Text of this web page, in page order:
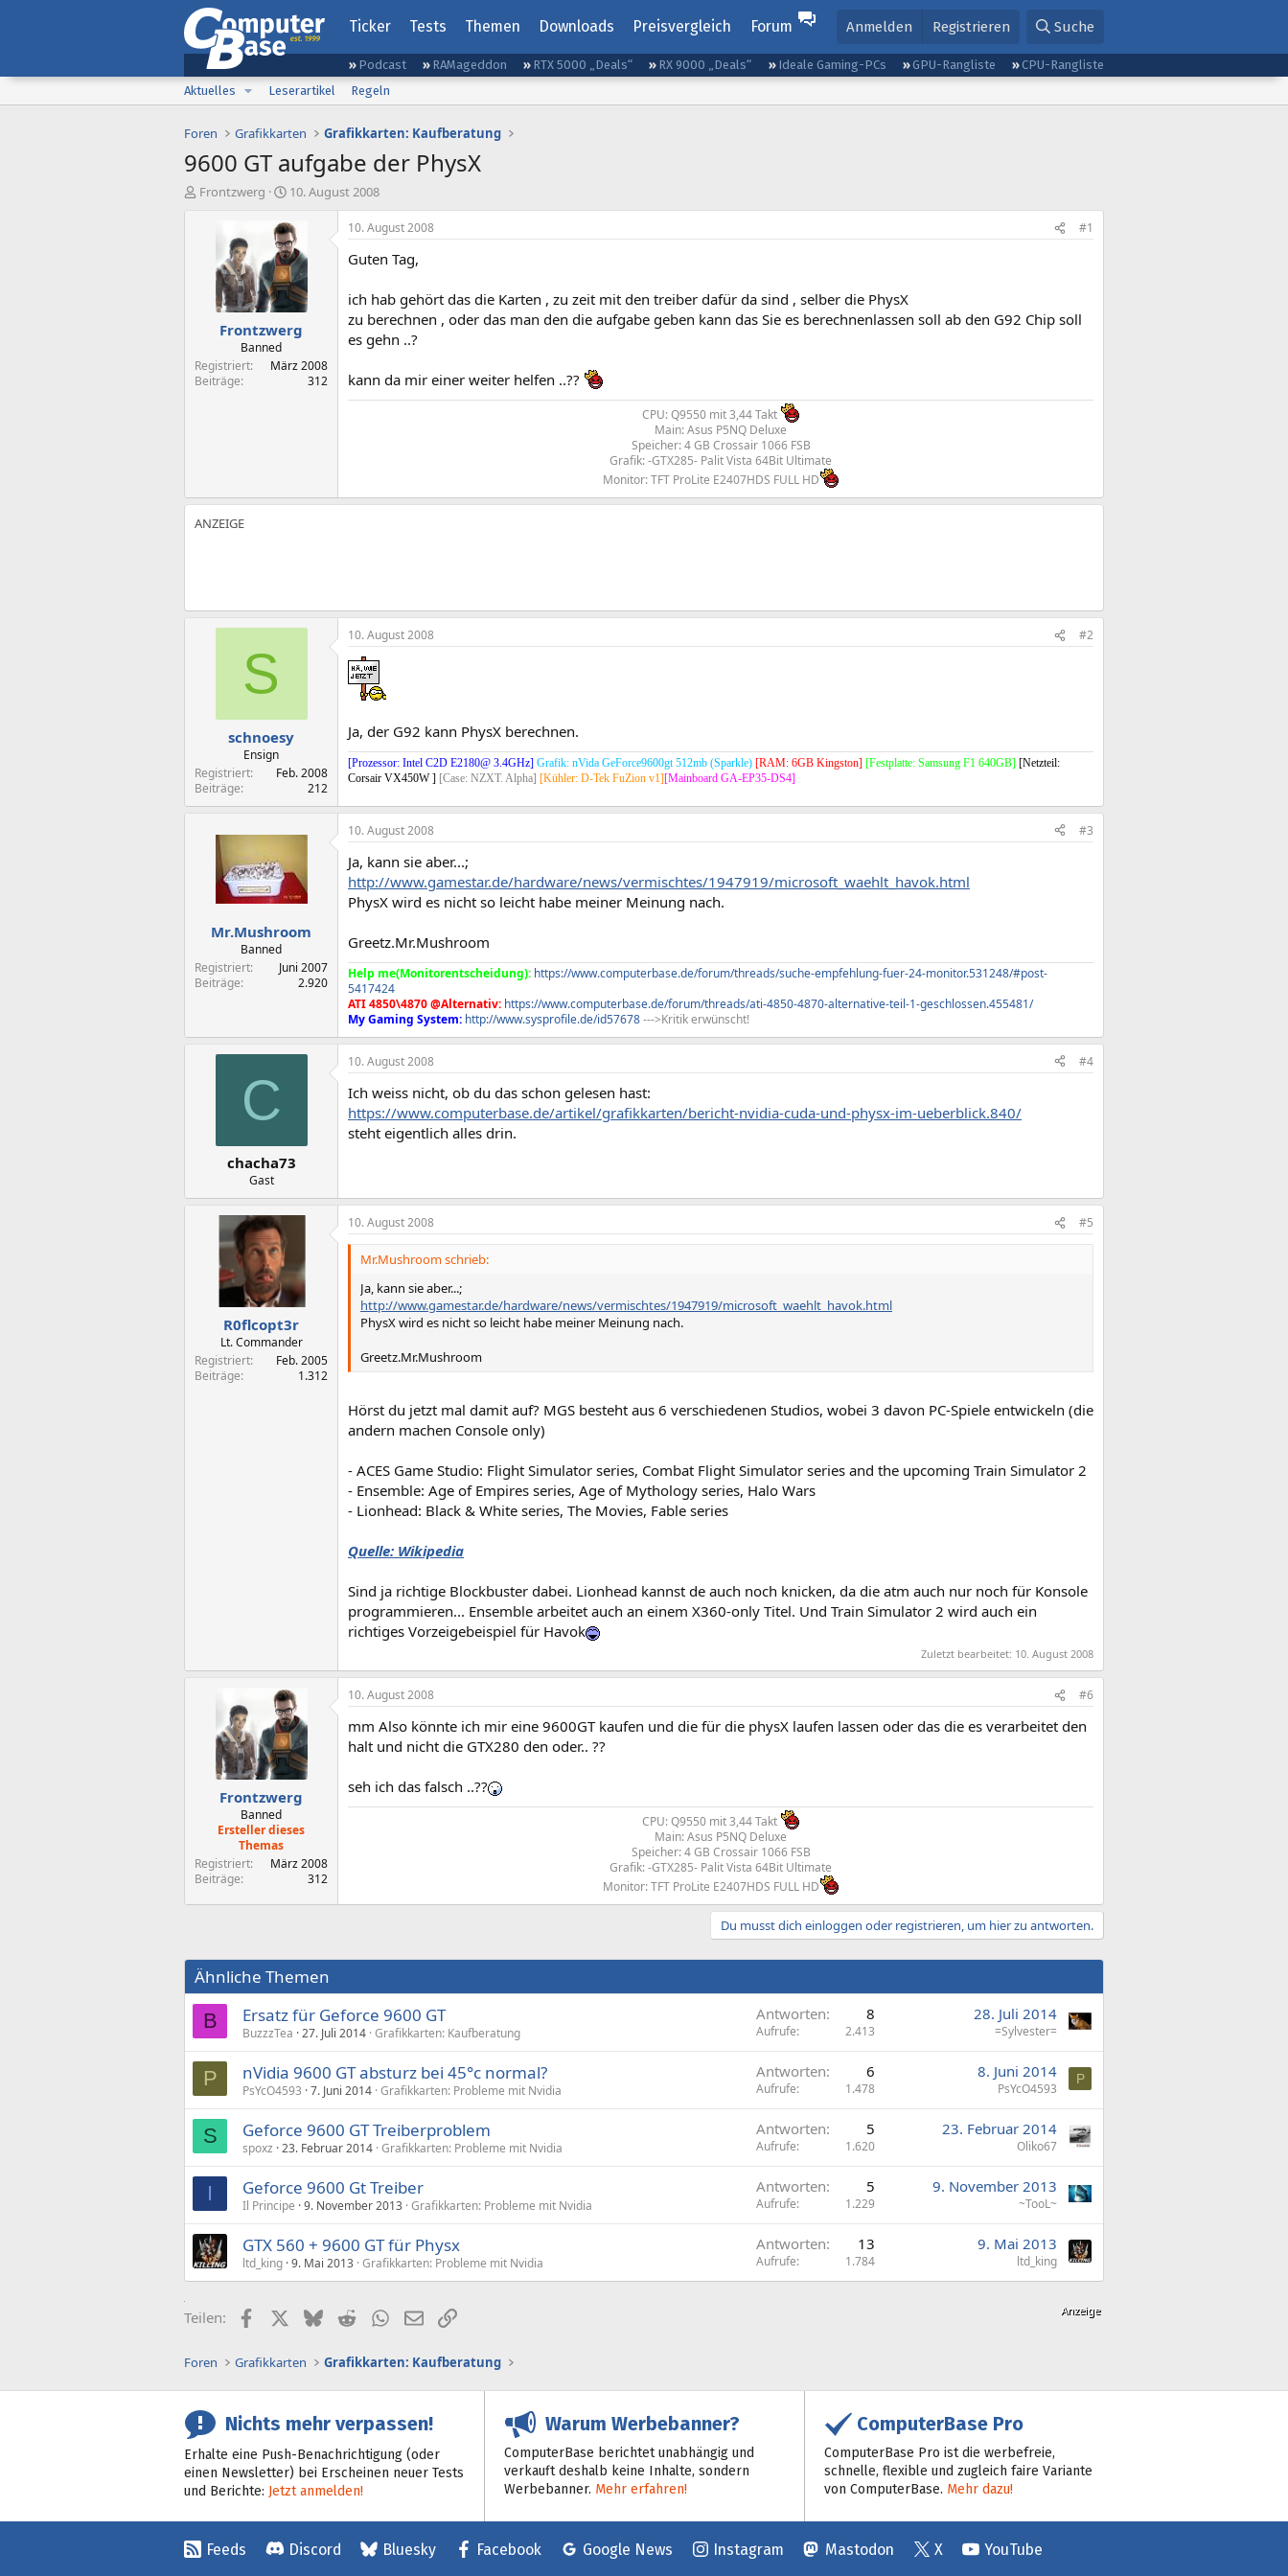
Ticker Tests Themen Downloads Preisvergleich Forum Anmelden Registrieren Suche
Podcast RAMageddon RTX 5000 „Deals“ RX 9000 „Deals“ Ideale Gaming-PCs GPU-Rangliste
CPU-Rangliste
Aktuelles
Leserartikel Regeln
Foren Grafikkarten Grafikkarten: Kaufberatung
9600 GT aufgabe der PhysX
E
Frontzwerg
E
s
t
e
l
l
t
a
10. August 2008
Frontzwerg
Banned
Registriert
März 2008
Beiträge
312
10. August 2008 #1
Guten Tag,
ich hab gehört das die Karten , zu zeit mit den treiber dafür da sind , selber die PhysX
zu berechnen , oder das man den die aufgabe geben kann das Sie es berechnenlassen soll ab den G92 Chip soll
es gehn ..?
kann da mir einer weiter helfen ..??
CPU: Q9550 mit 3,44 Takt
Main: Asus P5NQ Deluxe
Speicher: 4 GB Crossair 1066 FSB
Grafik: -GTX285- Palit Vista 64Bit Ultimate
Monitor: TFT ProLite E2407HDS FULL HD
S
schnoesy
Ensign
Registriert
Feb. 2008
Beiträge
212
10. August 2008 #2
Ja, der G92 kann PhysX berechnen.
[Prozessor: Intel C2D E2180@ 3.4GHz] Grafik: nVida GeForce9600gt 512mb (Sparkle) [RAM: 6GB Kingston] [Festplatte: Samsung F1 640GB] [Netzteil:
Corsair VX450W ] [Case: NZXT. Alpha] [Kühler: D-Tek FuZion v1][Mainboard GA-EP35-DS4]
Mr.Mushroom
Banned
Registriert
Juni 2007
Beiträge
2.920
10. August 2008 #3
Ja, kann sie aber...;
http://www.gamestar.de/hardware/news/vermischtes/1947919/microsoft_waehlt_havok.html
PhysX wird es nicht so leicht habe meiner Meinung nach.
Greetz.Mr.Mushroom
Help me(Monitorentscheidung): https://www.computerbase.de/forum/threads/suche-empfehlung-fuer-24-monitor.531248/#post-
5417424
ATI 4850\4870 @Alternativ: https://www.computerbase.de/forum/threads/ati-4850-4870-alternative-teil-1-geschlossen.455481/
My Gaming System: http://www.sysprofile.de/id57678--->Kritik erwünscht!
C
chacha73
Gast
10. August 2008 #4
Ich weiss nicht, ob du das schon gelesen hast:
https://www.computerbase.de/artikel/grafikkarten/bericht-nvidia-cuda-und-physx-im-ueberblick.840/
steht eigentlich alles drin.
R0flcopt3r
Lt. Commander
Registriert
Feb. 2005
Beiträge
1.312
10. August 2008 #5
Mr.Mushroom schrieb:
Ja, kann sie aber...;
http://www.gamestar.de/hardware/news/vermischtes/1947919/microsoft_waehlt_havok.html
PhysX wird es nicht so leicht habe meiner Meinung nach.
Greetz.Mr.Mushroom
Hörst du jetzt mal damit auf? MGS besteht aus 6 verschiedenen Studios, wobei 3 davon PC-Spiele entwickeln (die
andern machen Console only)
- ACES Game Studio: Flight Simulator series, Combat Flight Simulator series and the upcoming Train Simulator 2
- Ensemble: Age of Empires series, Age of Mythology series, Halo Wars
- Lionhead: Black & White series, The Movies, Fable series
Quelle: Wikipedia
Sind ja richtige Blockbuster dabei. Lionhead kannst de auch noch knicken, da die atm auch nur noch für Konsole
programmieren... Ensemble arbeitet auch an einem X360-only Titel. Und Train Simulator 2 wird auch ein
richtiges Vorzeigebeispiel für Havok
Zuletzt bearbeitet: 10. August 2008
Frontzwerg
Banned
Ersteller dieses
Themas
Registriert
März 2008
Beiträge
312
10. August 2008 #6
mm Also könnte ich mir eine 9600GT kaufen und die für die physX laufen lassen oder das die es verarbeitet den
halt und nicht die GTX280 den oder.. ??
seh ich das falsch ..??
CPU: Q9550 mit 3,44 Takt
Main: Asus P5NQ Deluxe
Speicher: 4 GB Crossair 1066 FSB
Grafik: -GTX285- Palit Vista 64Bit Ultimate
Monitor: TFT ProLite E2407HDS FULL HD
Du musst dich einloggen oder registrieren, um hier zu antworten.
Ähnliche Themen
B Ersatz für Geforce 9600 GT
BuzzzTea 27. Juli 2014 Grafikkarten: Kaufberatung
Antworten 8
Aufrufe 2.413
28. Juli 2014
=Sylvester=
P nVidia 9600 GT absturz bei 45°c normal?
PsYcO4593 7. Juni 2014 Grafikkarten: Probleme mit Nvidia
Antworten 6
Aufrufe 1.478
8. Juni 2014
PsYcO4593
P
S Geforce 9600 GT Treiberproblem
spoxz 23. Februar 2014 Grafikkarten: Probleme mit Nvidia
Antworten 5
Aufrufe 1.620
23. Februar 2014
Oliko67
I Geforce 9600 Gt Treiber
Il Principe 9. November 2013 Grafikkarten: Probleme mit Nvidia
Antworten 5
Aufrufe 1.229
9. November 2013
~TooL~
GTX 560 + 9600 GT für Physx
ltd_king 9. Mai 2013 Grafikkarten: Probleme mit Nvidia
Antworten 13
Aufrufe 1.784
9. Mai 2013
ltd_king
Teilen: FacebookX (Twitter)
BlueskyRedditWhatsApp
E-MailLink
Foren Grafikkarten Grafikkarten: Kaufberatung
Nichts mehr verpassen!
Erhalte eine Push-Benachrichtigung (oder
einen Newsletter) bei Erscheinen neuer Tests
und Berichte: Jetzt anmelden!
Warum Werbebanner?
ComputerBase berichtet unabhängig und
verkauft deshalb keine Inhalte, sondern
Werbebanner. Mehr erfahren!
ComputerBase Pro
ComputerBase Pro ist die werbefreie,
schnelle, flexible und zugleich faire Variante
von ComputerBase. Mehr dazu!
Feeds Discord Bluesky Facebook Google News Instagram Mastodon X YouTube